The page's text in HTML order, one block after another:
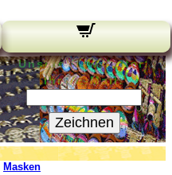
Unsere Newsletter:
Ihre E-Mail:
Zeichnen
Masken